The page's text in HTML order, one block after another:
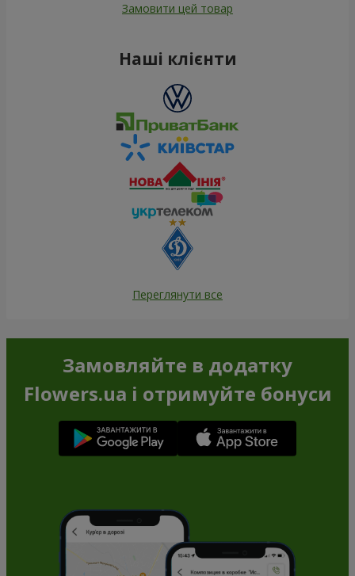
Замовити цей товар
Наші клієнти
Переглянути все
Замовляйте в додатку
Flowers.ua і отримуйте бонуси